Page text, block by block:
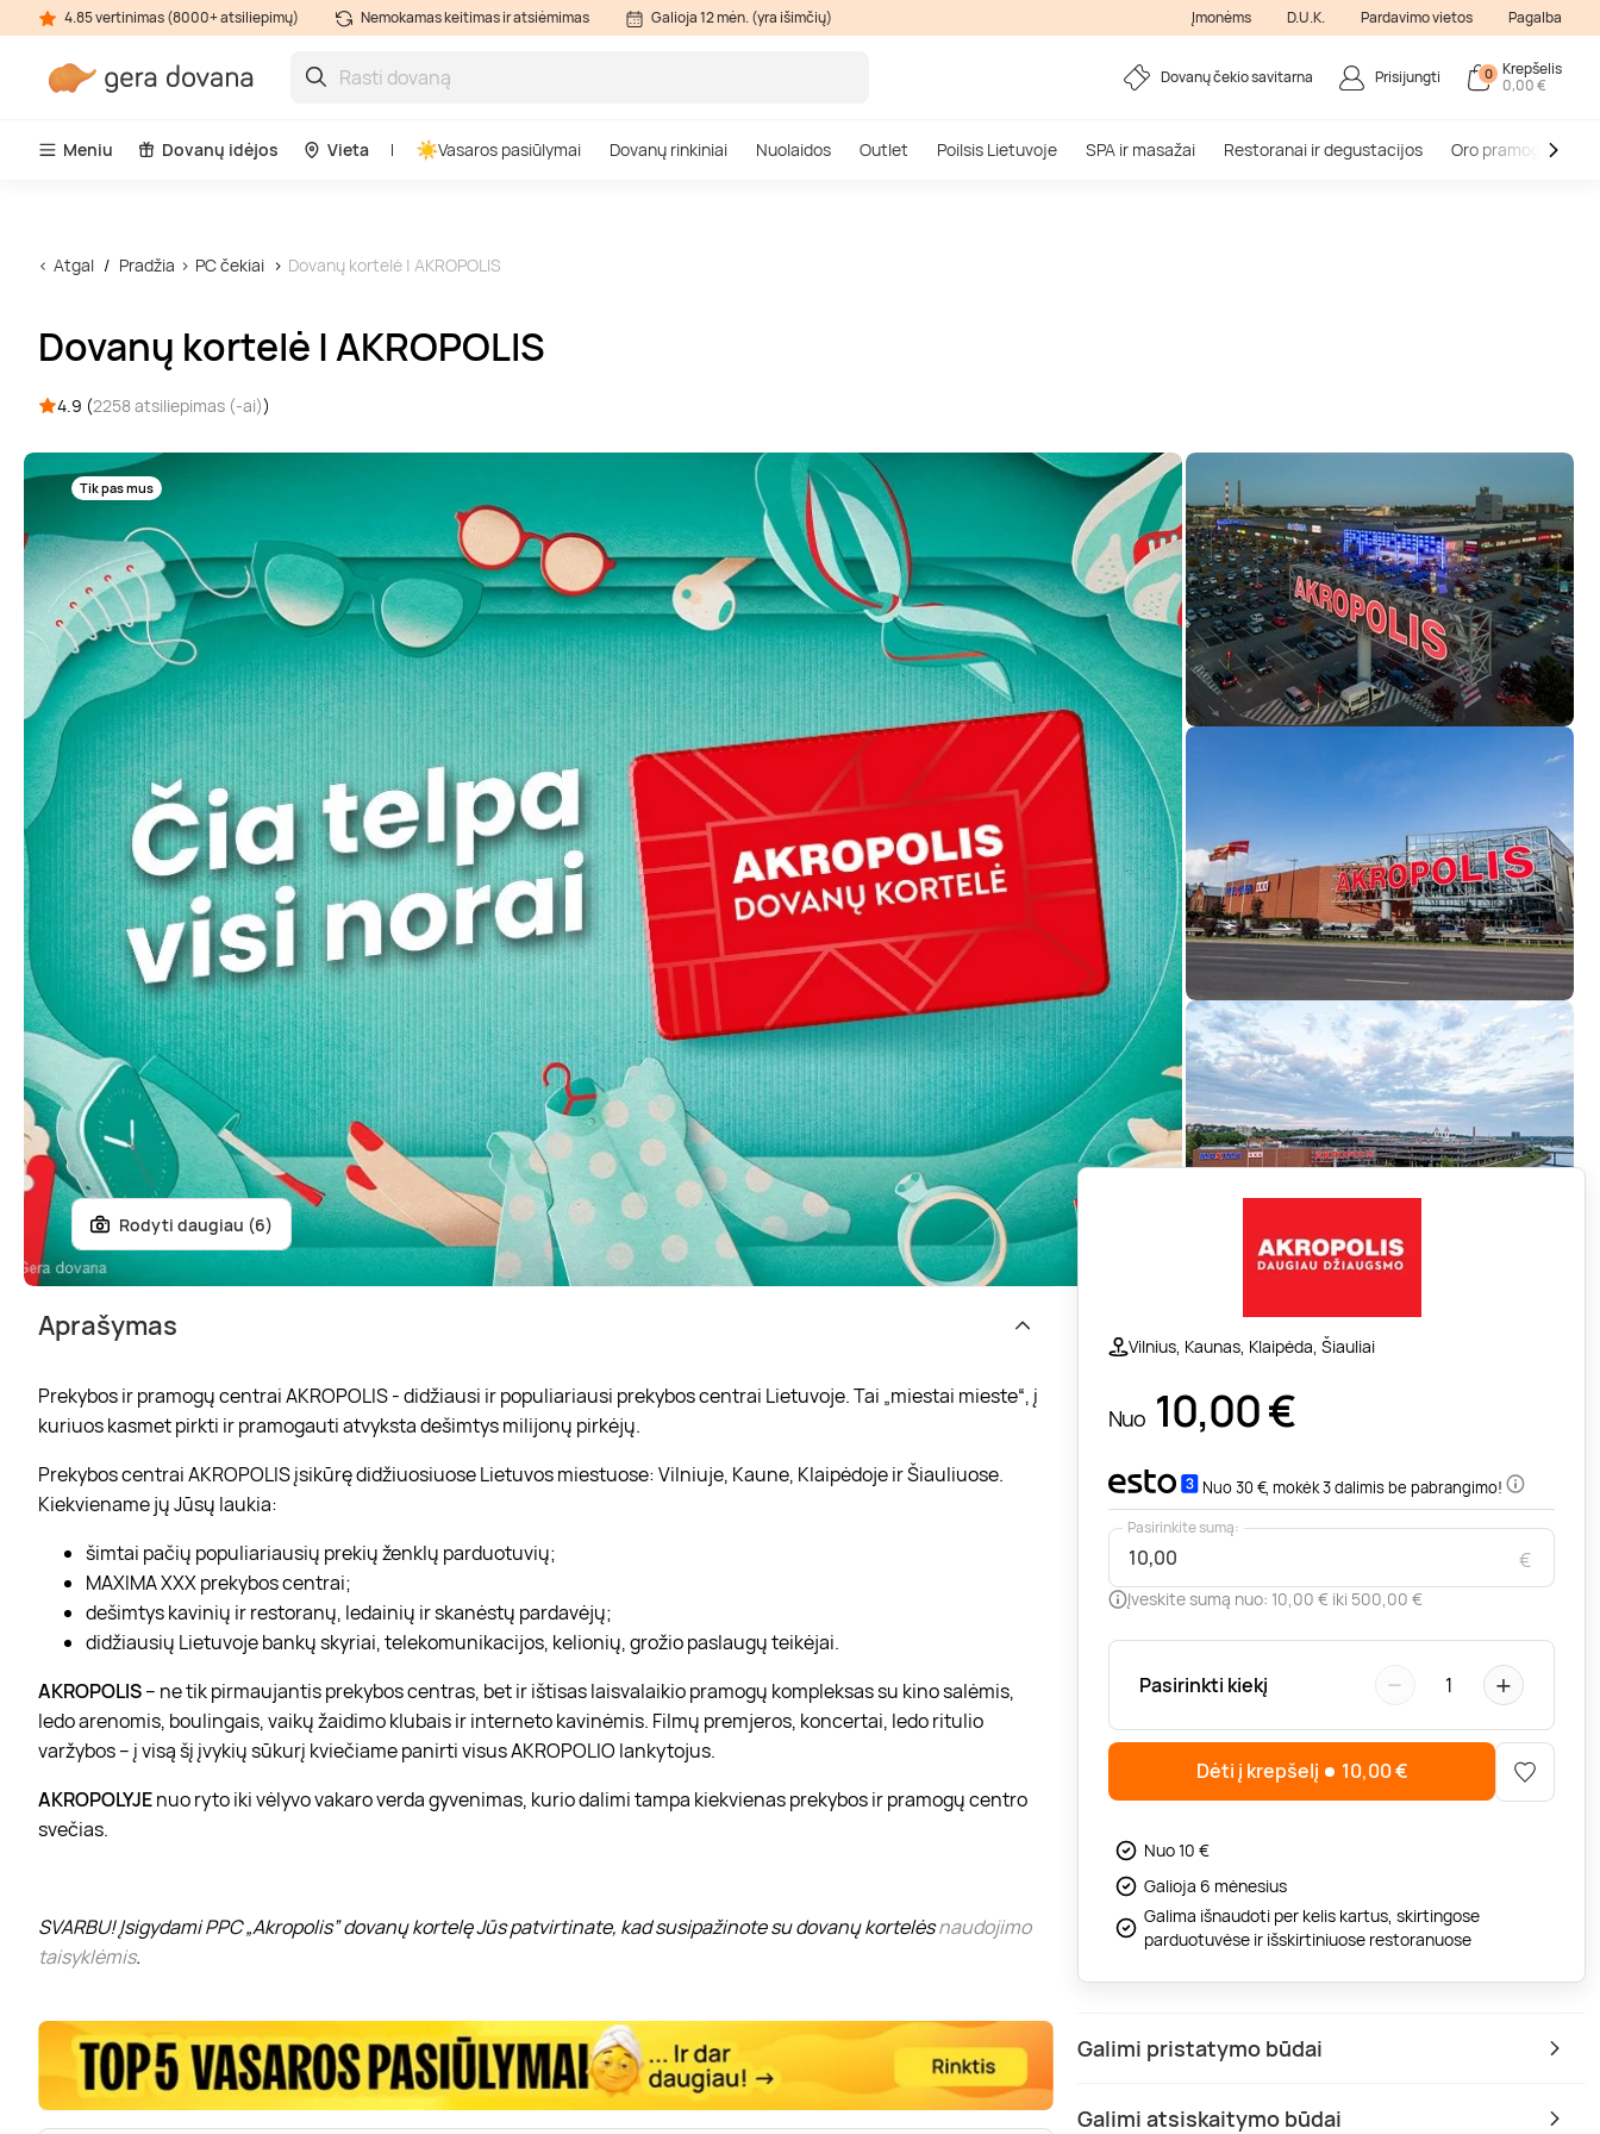
4.85 vertinimas (8000+ atsiliepimų) Nemokamas keitimas ir atsiėmimas Galioja 12 mėn. (yra išimčių) Įmonėms D.U.K. Pardavimo vietos Pagalba
Dovanų čekio savitarna Prisijungti 0 Krepšelis
0,00 €
Meniu Dovanų idėjos Vieta Vasaros pasiūlymai Dovanų rinkiniai Nuolaidos Outlet Poilsis Lietuvoje SPA ir masažai Restoranai ir degustacijos Oro pramogos
Atgal Pradžia PC čekiai Dovanų kortelė | AKROPOLIS
Dovanų kortelė | AKROPOLIS
4.9 (2258 atsiliepimas (-ai))
Tik pas mus
Rodyti daugiau (6)
Vilnius, Kaunas, Klaipėda, Šiauliai
Nuo 10,00€
Nuo 30 €, mokėk 3 dalimis be pabrangimo!
€
Pasirinkite sumą:
Įveskite sumą nuo: 10,00 € iki 500,00 €
Pasirinkti kiekį − 1 +
Dėti į krepšelį 10,00€
Nuo 10 €
Galioja 6 mėnesius
Galima išnaudoti per kelis kartus, skirtingose
parduotuvėse ir išskirtiniuose restoranuose
Galimi pristatymo būdai
Galimi atsiskaitymo būdai
Aprašymas
Prekybos ir pramogų centrai AKROPOLIS - didžiausi ir populiariausi prekybos centrai Lietuvoje. Tai „miestai mieste“, į
kuriuos kasmet pirkti ir pramogauti atvyksta dešimtys milijonų pirkėjų.
Prekybos centrai AKROPOLIS įsikūrę didžiuosiuose Lietuvos miestuose: Vilniuje, Kaune, Klaipėdoje ir Šiauliuose.
Kiekviename jų Jūsų laukia:
šimtai pačių populiariausių prekių ženklų parduotuvių;
MAXIMA XXX prekybos centrai;
dešimtys kavinių ir restoranų, ledainių ir skanėstų pardavėjų;
didžiausių Lietuvoje bankų skyriai, telekomunikacijos, kelionių, grožio paslaugų teikėjai.
AKROPOLIS– ne tik pirmaujantis prekybos centras, bet ir ištisas laisvalaikio pramogų kompleksas su kino salėmis,
ledo arenomis, boulingais, vaikų žaidimo klubais ir interneto kavinėmis. Filmų premjeros, koncertai, ledo ritulio
varžybos – į visą šį įvykių sūkurį kviečiame panirti visus AKROPOLIO lankytojus.
AKROPOLYJEnuo ryto iki vėlyvo vakaro verda gyvenimas, kurio dalimi tampa kiekvienas prekybos ir pramogų centro
svečias.
SVARBU! Įsigydami PPC „Akropolis” dovanų kortelę Jūs patvirtinate, kad susipažinote su dovanų kortelėsnaudojimo
taisyklėmis.